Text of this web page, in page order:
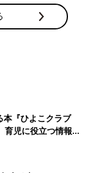
本『ひよこクラブ
児に役立つ情報が